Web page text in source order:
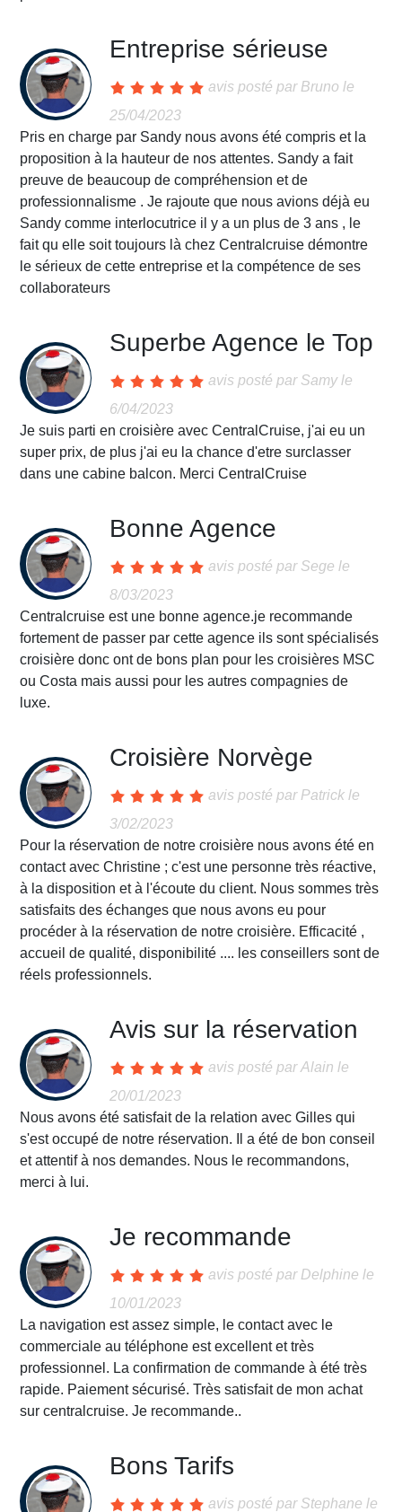
Entreprise sérieuse
avis posté par Bruno le
25/04/2023
Pris en charge par Sandy nous avons été compris et la
proposition à la hauteur de nos attentes. Sandy a fait
preuve de beaucoup de compréhension et de
professionnalisme . Je rajoute que nous avions déjà eu
Sandy comme interlocutrice il y a un plus de 3 ans , le
fait qu elle soit toujours là chez Centralcruise démontre
le sérieux de cette entreprise et la compétence de ses
collaborateurs
Superbe Agence le Top
avis posté par Samyle
6/04/2023
Je suis parti en croisière avec CentralCruise, j'ai eu un
super prix, de plus j'ai eu la chance d'etre surclasser
dans une cabine balcon. Merci CentralCruise
Bonne Agence
avis posté par Sege le
8/03/2023
Centralcruise est une bonne agence.je recommande
fortement de passer par cette agence ils sont spécialisés
croisière donc ont de bons plan pour les croisières MSC
ou Costa mais aussi pour les autres compagnies de
luxe.
Croisière Norvège
avis posté par Patrick le
3/02/2023
Pour la réservation de notre croisière nous avons été en
contact avec Christine ; c'est une personne très réactive,
à la disposition et à l'écoute du client. Nous sommes très
satisfaits des échanges que nous avons eu pour
procéder à la réservation de notre croisière. Efficacité ,
accueil de qualité, disponibilité .... les conseillers sont de
réels professionnels.
Avis sur la réservation
avis posté parAlain le
20/01/2023
Nous avons été satisfait de la relation avec Gilles qui
s'est occupé de notre réservation. Il a été de bon conseil
et attentif à nos demandes. Nous le recommandons,
merci à lui.
Je recommande
avis posté par Delphine le
10/01/2023
La navigation est assez simple, le contact avec le
commerciale au téléphone est excellent et très
professionnel. La confirmation de commande à été très
rapide. Paiement sécurisé. Très satisfait de mon achat
sur centralcruise. Je recommande..
Bons Tarifs
avis posté par Stephane le